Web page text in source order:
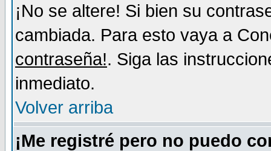
¡No se altere! Si bien su
cambiada. Para esto vaya a
contraseña!. Siga las
inmediato.
Volver arriba
¡Me registré pero no puedo